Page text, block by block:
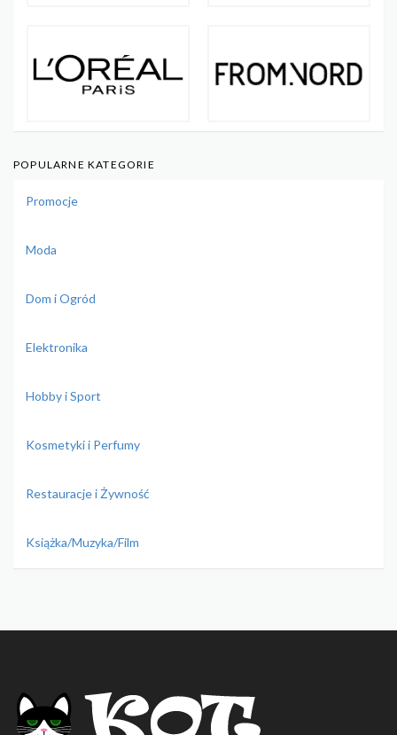
POPULARNE KATEGORIE
Promocje
Moda
Dom i Ogród
Elektronika
Hobby i Sport
Kosmetyki i Perfumy
Restauracje i Żywność
Książka/Muzyka/Film